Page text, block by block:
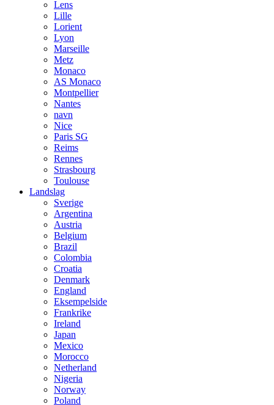
Lens
Lille
Lorient
Lyon
Marseille
Metz
Monaco
AS Monaco
Montpellier
Nantes
navn
Nice
Paris SG
Reims
Rennes
Strasbourg
Toulouse
Landslag
Sverige
Argentina
Austria
Belgium
Brazil
Colombia
Croatia
Denmark
England
Eksempelside
Frankrike
Ireland
Japan
Mexico
Morocco
Netherland
Nigeria
Norway
Poland